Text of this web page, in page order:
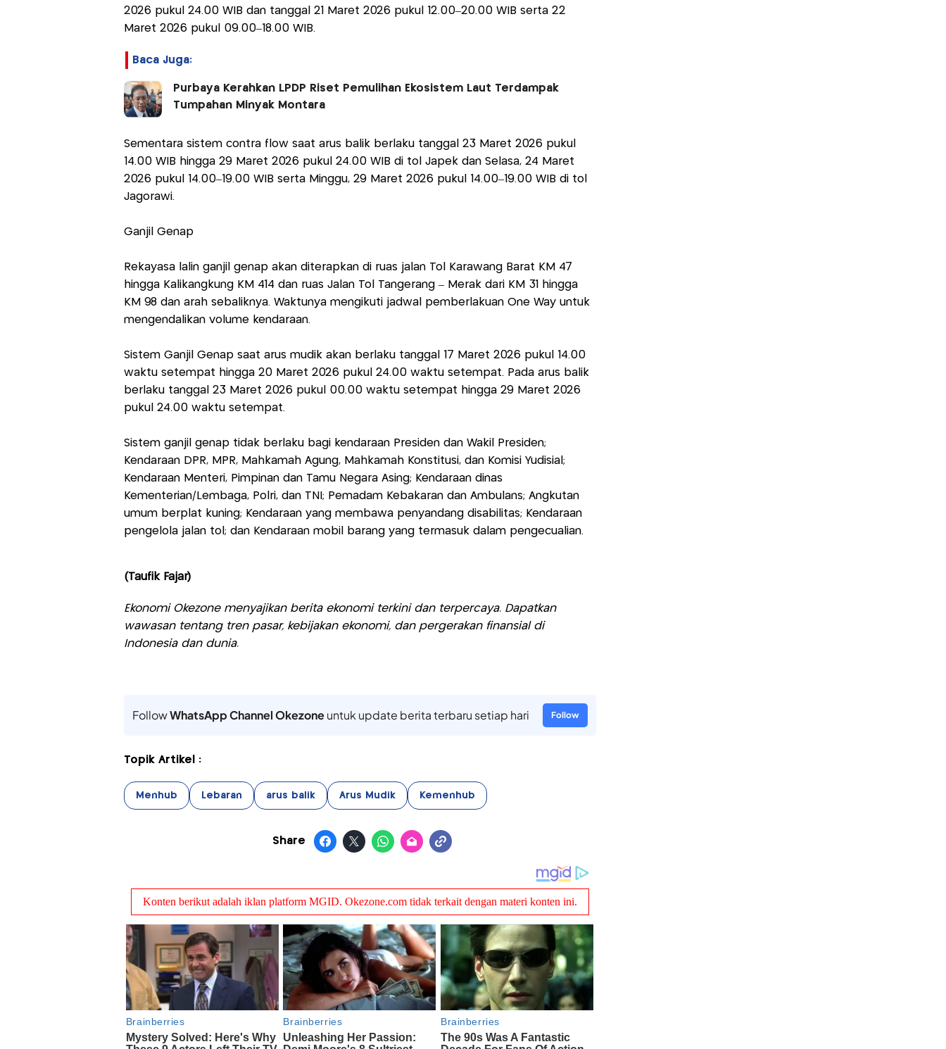
2026 pukul 24.00 WIB dan tanggal 21 Maret 2026 pukul 12.00–20.00 WIB serta 22
Maret 2026 pukul 09.00–18.00 WIB.
Baca Juga:
Purbaya Kerahkan LPDP Riset Pemulihan Ekosistem Laut Terdampak
Tumpahan Minyak Montara
Sementara sistem contra flow saat arus balik berlaku tanggal 23 Maret 2026 pukul
14.00 WIB hingga 29 Maret 2026 pukul 24.00 WIB di tol Japek dan Selasa, 24 Maret
2026 pukul 14.00–19.00 WIB serta Minggu, 29 Maret 2026 pukul 14.00–19.00 WIB di tol
Jagorawi.
Ganjil Genap
Rekayasa lalin ganjil genap akan diterapkan di ruas jalan Tol Karawang Barat KM 47
hingga Kalikangkung KM 414 dan ruas Jalan Tol Tangerang – Merak dari KM 31 hingga
KM 98 dan arah sebaliknya. Waktunya mengikuti jadwal pemberlakuan One Way untuk
mengendalikan volume kendaraan.
Sistem Ganjil Genap saat arus mudik akan berlaku tanggal 17 Maret 2026 pukul 14.00
waktu setempat hingga 20 Maret 2026 pukul 24.00 waktu setempat. Pada arus balik
berlaku tanggal 23 Maret 2026 pukul 00.00 waktu setempat hingga 29 Maret 2026
pukul 24.00 waktu setempat.
Sistem ganjil genap tidak berlaku bagi kendaraan Presiden dan Wakil Presiden;
Kendaraan DPR, MPR, Mahkamah Agung, Mahkamah Konstitusi, dan Komisi Yudisial;
Kendaraan Menteri, Pimpinan dan Tamu Negara Asing; Kendaraan dinas
Kementerian/Lembaga, Polri, dan TNI; Pemadam Kebakaran dan Ambulans; Angkutan
umum berplat kuning; Kendaraan yang membawa penyandang disabilitas; Kendaraan
pengelola jalan tol; dan Kendaraan mobil barang yang termasuk dalam pengecualian.
(Taufik Fajar)
Ekonomi Okezone menyajikan berita ekonomi terkini dan terpercaya. Dapatkan
wawasan tentang tren pasar, kebijakan ekonomi, dan pergerakan finansial di
Indonesia dan dunia.
FollowWhatsApp Channel Okezoneuntuk update berita terbaru setiap hari Follow
Topik Artikel :
Menhub Lebaran arus balik Arus Mudik Kemenhub
Share